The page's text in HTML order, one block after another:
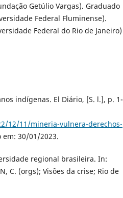
Getúlio Vargas). Graduado
Federal Fluminense).
Federal do Rio de Janeiro)
indígenas. El Diário, [S. l.], p. 1-
12/11/mineria-vulnera-derechos-
em: 30/01/2023.
regional brasileira. In:
C. (orgs); Visões da crise; Rio de